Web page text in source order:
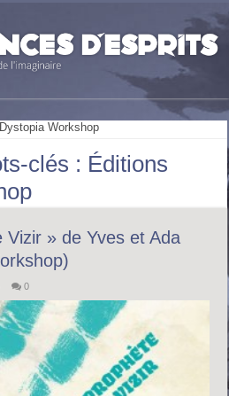
Workshop
clés : Éditions
Vizir » de Yves et Ada
0